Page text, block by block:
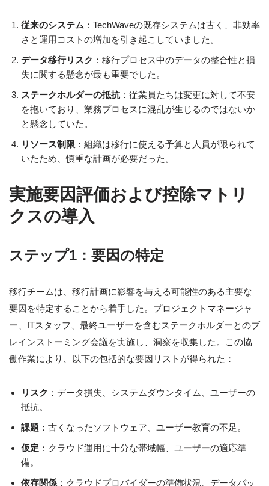
従来のシステム ：TechWaveの既存システムは古く、非効率
さと運用コストの増加を引き起こしていました。
データ移行リスク ：移行プロセス中のデータの整合性と損
失に関する懸念が最も重要でした。
ステークホルダーの抵抗：従業員たちは変更に対して不安
を抱いており、業務プロセスに混乱が生じるのではないか
と懸念していた。
リソース制限 ：組織は移行に使える予算と人員が限られて
いたため、慎重な計画が必要だった。
実施要因評価および控除マトリ
クスの導入
ステップ1：要因の特定
移行チームは、移行計画に影響を与える可能性のある主要な
要因を特定することから着手した。プロジェクトマネージャ
ー、ITスタッフ、最終ユーザーを含むステークホルダーとのブ
レインストーミング会議を実施し、洞察を収集した。この協
働作業により、以下の包括的な要因リストが得られた：
リスク ：データ損失、システムダウンタイム、ユーザーの
抵抗。
課題 ：古くなったソフトウェア、ユーザー教育の不足。
仮定 ：クラウド運用に十分な帯域幅、ユーザーの適応準
備。
依存関係 ：クラウドプロバイダーの準備状況、データバッ